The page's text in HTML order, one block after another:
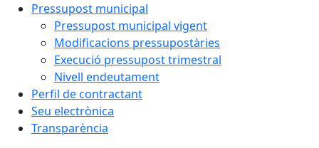
Pressupost municipal
Pressupost municipal vigent
Modificacions pressupostàries
Execució pressupost trimestral
Nivell endeutament
Perfil de contractant
Seu electrònica
Transparència